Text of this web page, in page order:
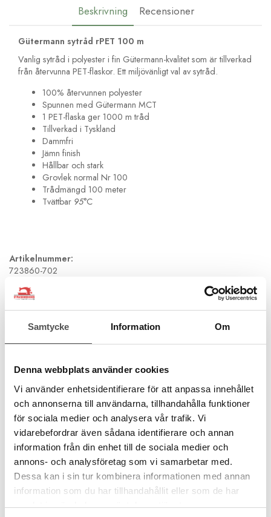
Samtycke Information Om
Denna webbplats använder cookies
Vi använder enhetsidentifierare för att anpassa innehållet
och annonserna till användarna, tillhandahålla funktioner
för sociala medier och analysera vår trafik. Vi
vidarebefordrar även sådana identifierare och annan
information från din enhet till de sociala medier och
annons- och analysföretag som vi samarbetar med.
Dessa kan i sin tur kombinera informationen med annan
information som du har tillhandahållit eller som de har
samlat in när du har använt deras tjänster.
Beskrivning Recensioner
Gütermann sytråd rPET 100 m
Vanlig sytråd i polyester i fin Gütermann-kvalitet som är tillverkad
från återvunna PET-flaskor. Ett miljövänligt val av sytråd.
100% återvunnen polyester
Spunnen med Gütermann MCT
1 PET-flaska ger 1000 m tråd
Tillverkad i Tyskland
Dammfri
Jämn finish
Hållbar och stark
Grovlek normal Nr 100
Trådmängd 100 meter
Tvättbar 95°C
Artikelnummer:
723860-702